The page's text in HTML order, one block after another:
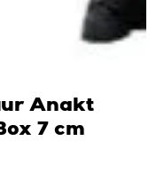
Anakt
7 cm